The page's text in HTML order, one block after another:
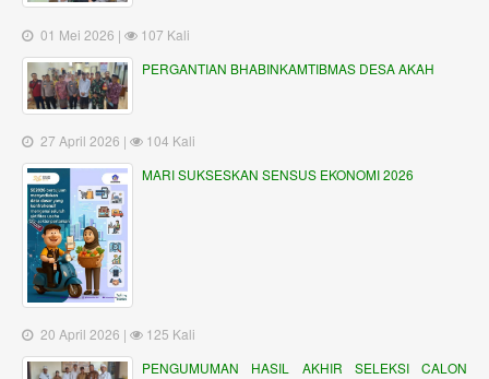
01 Mei 2026 |
107 Kali
PERGANTIAN BHABINKAMTIBMAS DESA AKAH
27 April 2026 |
104 Kali
MARI SUKSESKAN SENSUS EKONOMI 2026
20 April 2026 |
125 Kali
PENGUMUMAN HASIL AKHIR SELEKSI CALON